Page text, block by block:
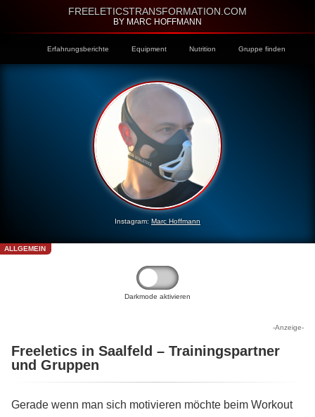
FREELETICSTRANSFORMATION.COM
BY MARC HOFFMANN
Erfahrungsberichte Equipment Nutrition Gruppe finden
Instagram: Marc Hoffmann
ALLGEMEIN
Darkmode aktivieren
-Anzeige-
Freeletics in Saalfeld – Trainingspartner
und Gruppen
Gerade wenn man sich motivieren möchte beim Workout